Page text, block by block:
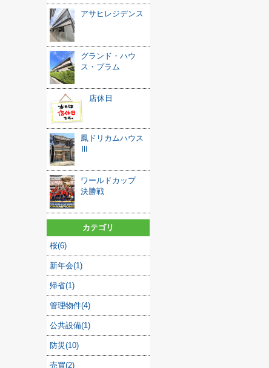
アサヒレジデンス
グランド・ハウ
ス・プラム
店休日
鳳ドリカムハウス
Ⅲ
ワールドカップ
決勝戦
カテゴリ
桜(6)
新年会(1)
帰省(1)
管理物件(4)
公共設備(1)
防災(10)
売買(2)